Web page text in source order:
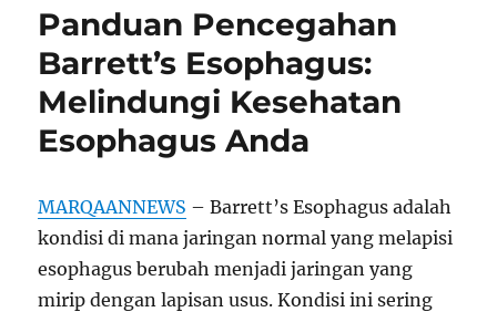
Panduan Pencegahan
Barrett’s Esophagus:
Melindungi Kesehatan
Esophagus Anda
MARQAANNEWS – Barrett’s Esophagus adalah
kondisi di mana jaringan normal yang melapisi
esophagus berubah menjadi jaringan yang
mirip dengan lapisan usus. Kondisi ini sering